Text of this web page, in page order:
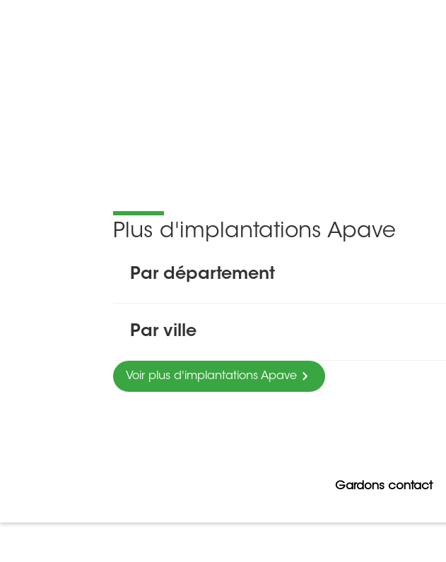
Plus d'implantations Apave
Par département
Par ville
Voir plus d'implantations Apave
Gardons contact